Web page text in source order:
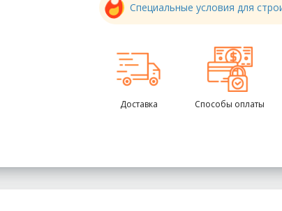
Специальные условия для
Доставка Способы оплаты